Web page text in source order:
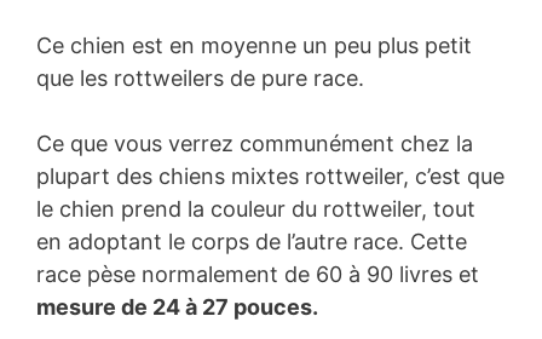
Ce chien est en moyenne un peu plus petit
que les rottweilers de pure race.
Ce que vous verrez communément chez la
plupart des chiens mixtes rottweiler, c’est que
le chien prend la couleur du rottweiler, tout
en adoptant le corps de l’autre race. Cette
race pèse normalement de 60 à 90 livres et
mesure de 24 à 27 pouces.